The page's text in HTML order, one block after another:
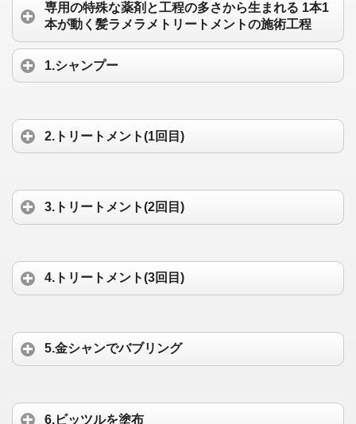
専用の特殊な薬剤と工程の多さから生まれる 1本1
本が動く髪ラメラメトリートメントの施術工程
1.シャンプー
2.トリートメント(1回目)
3.トリートメント(2回目)
4.トリートメント(3回目)
5.金シャンでバブリング
6.ビッツルを塗布